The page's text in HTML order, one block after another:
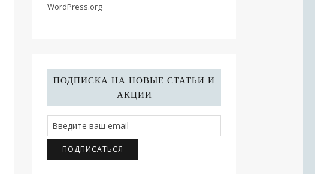
WordPress.org
ПОДПИСКА НА НОВЫЕ СТАТЬИ И
АКЦИИ